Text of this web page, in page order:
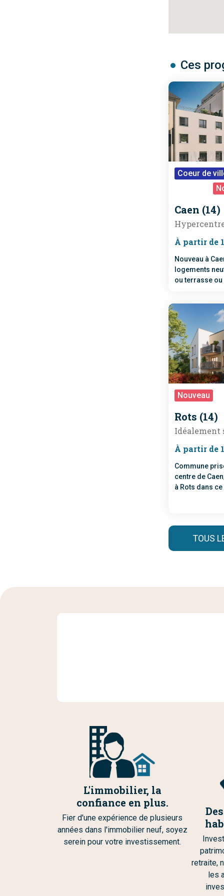
Ces
Coeur de
Caen (14)
À partir de
Nouveau à
logements
ou terrasse
Nouveau
Rots (14)
Idéalement
À partir de
Commune
centre de
à Rots dans
TOUS
L'immobilier, la
confiance en plus.
Fier d'une expérience de plusieurs
années dans l'immobilier neuf, soyez
serein pour votre investissement.
retraite,
les